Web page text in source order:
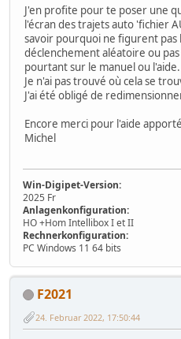
J'en profite pour te poser une
l'écran des trajets auto 'fichier
savoir pourquoi ne figurent
déclenchement aléatoire ou
pourtant sur le manuel ou l'aide.
Je n'ai pas trouvé où cela se
J'ai été obligé de
Encore merci pour l'aide
Michel
Win-Digipet-Version:
2025 Fr
Anlagenkonfiguration:
HO +Hom Intellibox I et II
Rechnerkonfiguration:
PC Windows 11 64 bits
F2021
24. Februar 2022, 17:50:44